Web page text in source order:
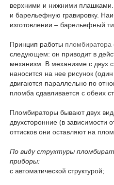
верхними и нижними
и барельефную гравировку.
изготовлении – барельефный
Принцип работы пломбиратора
следующем: он приводит в
механизм. В механизме с двух
наносится на нее рисунок
двигаются параллельно по
пломба сдавливается с обеих
Пломбираторы бывают двух
двухсторонние (в зависимости
оттисков они оставляют на
По виду структуры
приборы:
с автоматической структурой;